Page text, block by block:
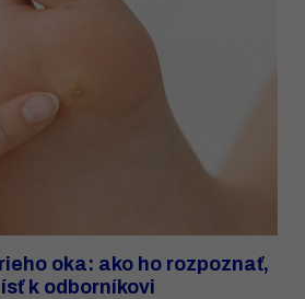
oka: ako ho rozpoznať,
k odborníkovi